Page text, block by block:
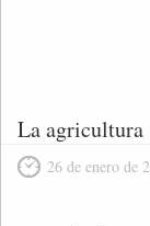
La agricultura
26 de enero de